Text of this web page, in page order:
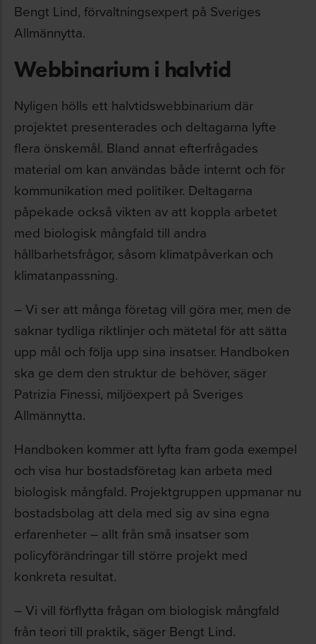
Bengt Lind, förvaltningsexpert på Sveriges
Allmännytta.
Webbinarium i halvtid
Nyligen hölls ett halvtidswebbinarium där
projektet presenterades och deltagarna lyfte
flera önskemål. Bland annat efterfrågades
material om kan användas både internt och för
kommunikation med politiker. Deltagarna
påpekade också vikten av att koppla arbetet
med biologisk mångfald till andra
hållbarhetsfrågor, såsom klimatpåverkan och
klimatanpassning.
– Vi ser att många företag vill göra mer, men de
saknar tydliga riktlinjer och mätetal för att sätta
upp mål och följa upp sina insatser. Handboken
ska ge dem den struktur de behöver, säger
Patrizia Finessi, miljöexpert på Sveriges
Allmännytta.
Handboken kommer att lyfta fram goda exempel
och visa hur bostadsföretag kan arbeta med
biologisk mångfald. Projektgruppen uppmanar nu
bostadsbolag att dela med sig av sina egna
erfarenheter – allt från små insatser som
policyförändringar till större projekt med
konkreta resultat.
– Vi vill förflytta frågan om biologisk mångfald
från teori till praktik, säger Bengt Lind.